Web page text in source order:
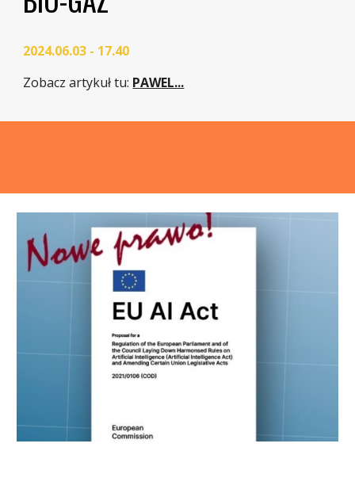
2024.06.03 - 17.40
Zobacz artykuł tu: PAWEL...